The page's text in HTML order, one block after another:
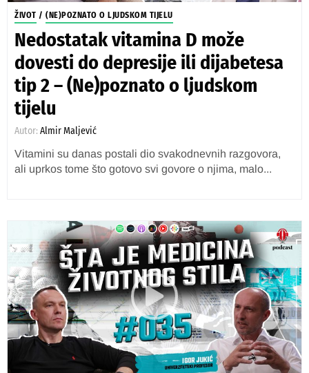
ŽIVOT / (NE)POZNATO O LJUDSKOM TIJELU
Nedostatak vitamina D može
dovesti do depresije ili dijabetesa
tip 2 – (Ne)poznato o ljudskom
tijelu
Autor: Almir Maljević
Vitamini su danas postali dio svakodnevnih razgovora,
ali uprkos tome što gotovo svi govore o njima, malo...